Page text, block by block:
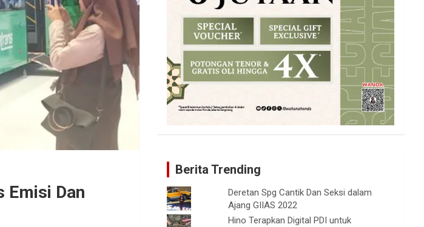
Emisi Dan
Berita Trending
Deretan Spg Cantik Dan Seksi dalam
Ajang GIIAS 2022
Hino Terapkan Digital PDI untuk